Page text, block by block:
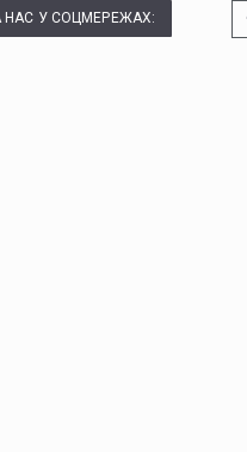
НАС У СОЦМЕРЕЖАХ: